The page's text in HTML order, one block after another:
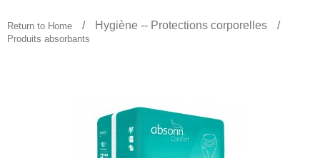
Return to Home Hygiène -- Protections corporelles
Produits absorbants